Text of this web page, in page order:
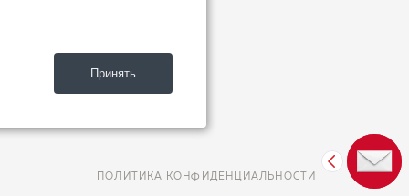
ПОЛИТИКА КОНФИДЕНЦИАЛЬНОСТИ
Принять